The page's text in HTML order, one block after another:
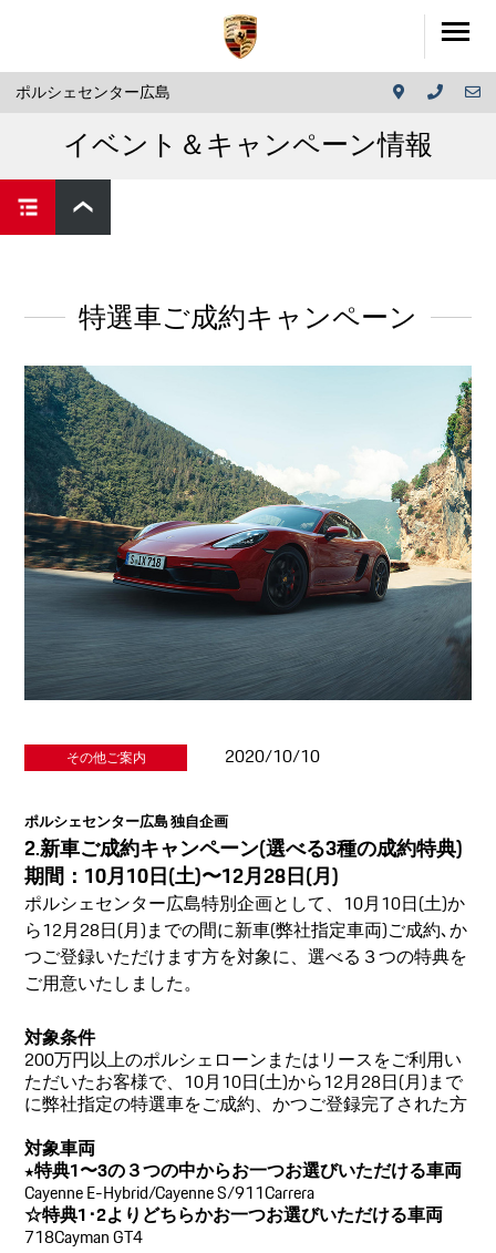
ポルシェセンター広島
イベント＆キャンペーン情報
特選車ご成約キャンペーン
その他ご案内 2020/10/10
ポルシェセンター広島 独自企画
2.新車ご成約キャンペーン(選べる3種の成約特典)
期間：10月10日(土)〜12月28日(月)
ポルシェセンター広島特別企画として、10月10日(土)か
ら12月28日(月)までの間に新車(弊社指定車両)ご成約､か
つご登録いただけます方を対象に、選べる３つの特典を
ご用意いたしました。
対象条件
200万円以上のポルシェローンまたはリースをご利用い
ただいたお客様で、10月10日(土)から12月28日(月)まで
に弊社指定の特選車をご成約、かつご登録完了された方
対象車両
★特典1〜3の３つの中からお一つお選びいただける車両
Cayenne E-Hybrid/Cayenne S/911Carrera
☆特典1･2よりどちらかお一つお選びいただける車両
718Cayman GT4